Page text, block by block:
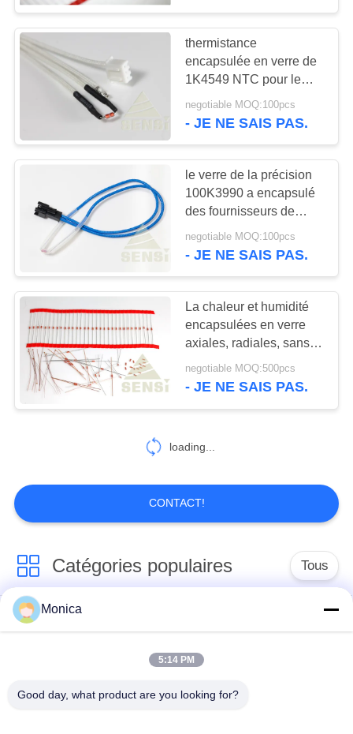
sonde de
température des
véhicules à moteur
11
Capteur de
température
extérieur de bâti
Capteur de
12
Capteur de
température fileté
13
thermistance
encapsulée en verre de
1K4549 NTC pour le
cuiseur d'induction
résistant à la chaleur
negotiable MOQ:100pcs
- JE NE SAIS PAS.
le verre de la précision
100K3990 a encapsulé
des fournisseurs de
thermistance de NTC
pour le grille-pain
negotiable MOQ:100pcs
- JE NE SAIS PAS.
La chaleur et humidité
encapsulées en verre
axiales, radiales, sans
plomb de thermistance
de NTC résistantes
negotiable MOQ:500pcs
- JE NE SAIS PAS.
loading...
CONTACT!
Catégories populaires Tous
Thermistance de la
précision NTC
époxyde
NTC encapsulée par
Sonde de
Monica
5:14 PM
Good day, what product are you looking for?